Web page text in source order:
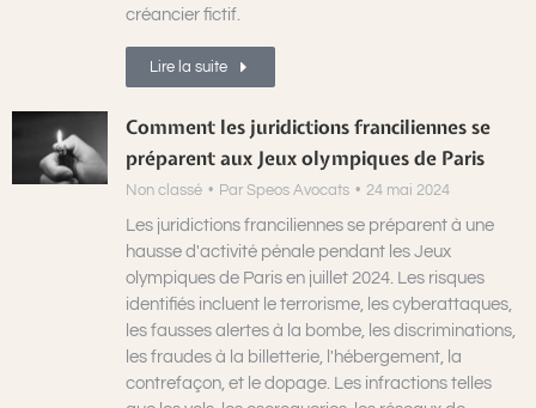
créancier fictif.
Lire la suite
Comment les juridictions franciliennes se
préparent aux Jeux olympiques de Paris
Non classé Par Speos Avocats 24 mai 2024
Les juridictions franciliennes se préparent à une
hausse d'activité pénale pendant les Jeux
olympiques de Paris en juillet 2024. Les risques
identifiés incluent le terrorisme, les cyberattaques,
les fausses alertes à la bombe, les discriminations,
les fraudes à la billetterie, l'hébergement, la
contrefaçon, et le dopage. Les infractions telles